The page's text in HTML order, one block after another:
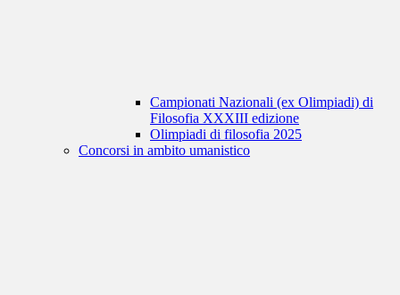
Campionati Nazionali (ex Olimpiadi) di
Filosofia XXXIII edizione
Olimpiadi di filosofia 2025
Concorsi in ambito umanistico